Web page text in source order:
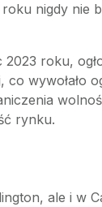
nigdy nie
roku,
wywołało
rynku.
ale i w